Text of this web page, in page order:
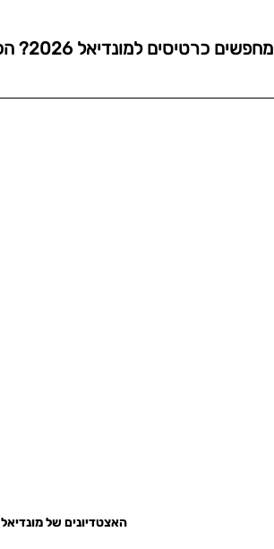
מחפשים כרטיסים למונדיאל 2026? הכנסו כעת ל
האצטדיונים של מונדיאל 2026 - החוף המזרחי